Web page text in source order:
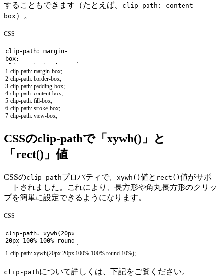
することもできます（たとえば、
clip-path: content-
box ）。
CSS
1
2
3
4
5
6
7
clip-path: margin-box;
clip-path: border-box;
clip-path: padding-box;
clip-path: content-box;
clip-path: fill-box;
clip-path: stroke-box;
clip-path: view-box;
CSSのclip-pathで「xywh()」と
「rect()」値
CSSのclip-pathプロパティで、 xywh() 値と rect() 値がサポ
ートされました。これにより、長方形や角丸長方形のクリッ
プを簡単に設定できるようになります。
CSS
1 clip-path: xywh(20px 20px 100% 100% round 10%);
clip-pathについて詳しくは、下記をご覧ください。